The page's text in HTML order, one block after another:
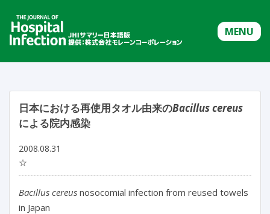
MENU
日本における再使用タオル由来のBacillus cereus
による院内感染
2008.08.31
☆
Bacillus cereus nosocomial infection from reused towels
in Japan